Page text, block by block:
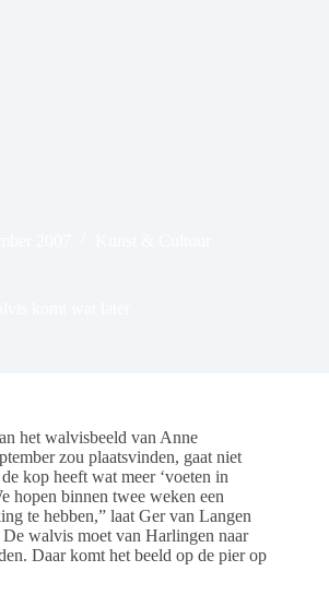
het walvisbeeld van Anne
zou plaatsvinden, gaat niet
kop heeft wat meer ‘voeten in
hopen binnen twee weken een
te hebben,” laat Ger van Langen
walvis moet van Harlingen naar
Daar komt het beeld op de pier op